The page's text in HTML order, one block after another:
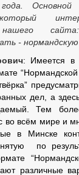
Основной
нашего
- нормандскую
: Имеется в
“Нормандской
дел, а
Тем
во всём мире и
в Минске
по
различные